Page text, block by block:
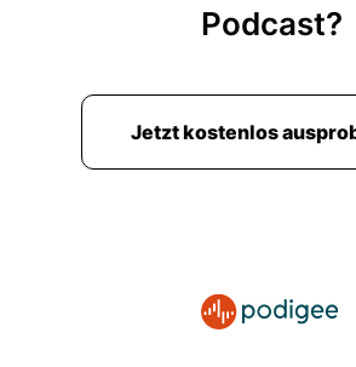
Podcast?
Jetzt kostenlos